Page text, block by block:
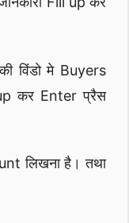
विंडो मे Buyers
कर Enter प्रैस
लिखना है। तथा